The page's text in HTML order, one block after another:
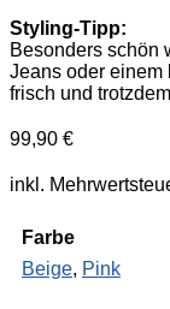
Styling-Tipp:
Besonders schön
Jeans oder einem
frisch und
99,90 €
inkl.
Farbe
Beige, Pink